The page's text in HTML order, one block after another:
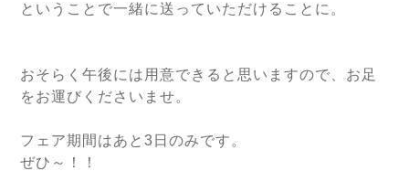
ということで一緒に送っていただけることに。
おそらく午後には用意できると思いますので、お足
をお運びくださいませ。
フェア期間はあと3日のみです。
ぜひ～！！